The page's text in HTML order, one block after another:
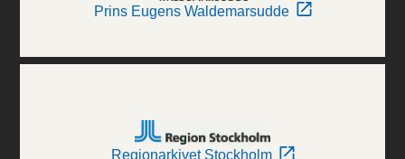
Prins Eugens Waldemarsudde
Regionarkivet Stockholm